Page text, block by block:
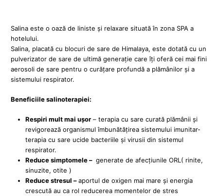
Salina este o oază de liniste și relaxare situată în zona SPA a
hotelului.
Salina, placată cu blocuri de sare de Himalaya, este dotată cu un
pulverizator de sare de ultimă generație care îți oferă cei mai fini
aerosoli de sare pentru o curățare profundă a plămânilor și a
sistemului respirator.
Beneficiile salinoterapiei:
Respiri mult mai ușor – terapia cu sare curată plămânii și
revigorează organismul îmbunătățirea sistemului imunitar-
terapia cu sare ucide bacteriile și virusii din sistemul
respirator.
Reduce simptomele – generate de afecțiunile ORL( rinite,
sinuzite, otite )
Reduce stresul –aportul de oxigen mai mare și energia
crescută au ca rol reducerea momentelor de stres